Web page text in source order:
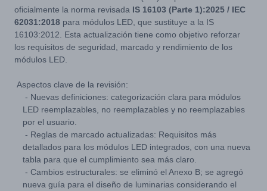
oficialmente la norma revisada IS 16103 (Parte 1):2025 / IEC
62031:2018 para módulos LED, que sustituye a la IS
16103:2012. Esta actualización tiene como objetivo reforzar
los requisitos de seguridad, marcado y rendimiento de los
módulos LED.
Aspectos clave de la revisión:
- Nuevas definiciones: categorización clara para módulos
LED reemplazables, no reemplazables y no reemplazables
por el usuario.
- Reglas de marcado actualizadas: Requisitos más
detallados para los módulos LED integrados, con una nueva
tabla para que el cumplimiento sea más claro.
- Cambios estructurales: se eliminó el Anexo B; se agregó
nueva guía para el diseño de luminarias considerando el